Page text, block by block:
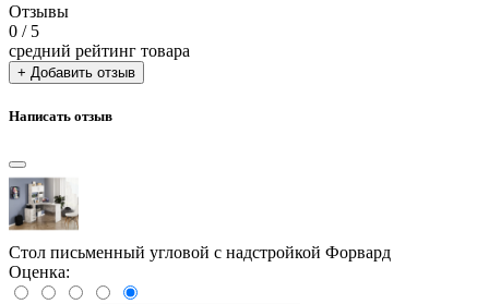
Отзывы
0 / 5
средний рейтинг товара
+ Добавить отзыв
Написать отзыв
Стол письменный угловой с надстройкой Форвард
Оценка: